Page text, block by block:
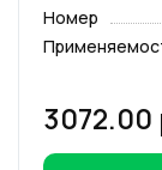
Номер
3072.00